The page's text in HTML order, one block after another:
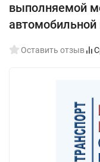
выполняемой
автомобильной
Оставить отзыв